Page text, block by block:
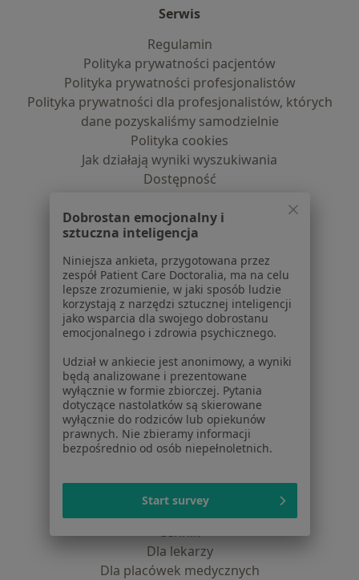
Serwis
Regulamin
Polityka prywatności pacjentów
Polityka prywatności profesjonalistów
Polityka prywatności dla profesjonalistów, których
dane pozyskaliśmy samodzielnie
Polityka cookies
Jak działają wyniki wyszukiwania
Dostępność
Praca Rekrutujemy!
Partnerzy
Centrum prasowe
Kontakt
Dla pacjentów
Lekarze
Placówki medyczne
Pytania i odpowiedzi
Usługi i zabiegi
Choroby
Pomoc
Aplikacje mobilne
Dla profesjonalistów
Cennik
Dla lekarzy
Dla placówek medycznych
Dobrostan emocjonalny i
sztuczna inteligencja
Niniejsza ankieta, przygotowana przez
zespół Patient Care Doctoralia, ma na celu
lepsze zrozumienie, w jaki sposób ludzie
korzystają z narzędzi sztucznej inteligencji
jako wsparcia dla swojego dobrostanu
emocjonalnego i zdrowia psychicznego.
Udział w ankiecie jest anonimowy, a wyniki
będą analizowane i prezentowane
wyłącznie w formie zbiorczej. Pytania
dotyczące nastolatków są skierowane
wyłącznie do rodziców lub opiekunów
prawnych. Nie zbieramy informacji
bezpośrednio od osób niepełnoletnich.
Start survey